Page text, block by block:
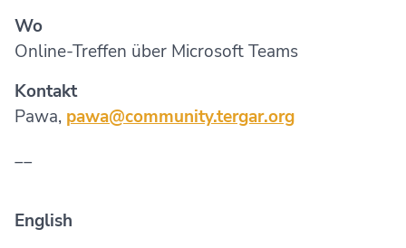
Wo
Online-Treffen über Microsoft Teams
Kontakt
Pawa, pawa@community.tergar.org
__
English